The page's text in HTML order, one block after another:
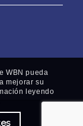
WBN pueda
mejorar su
leyendo